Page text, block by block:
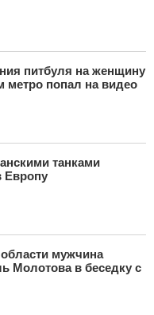
питбуля на женщину
метро попал на видео
танками
Европу
мужчина
Молотова в беседку с